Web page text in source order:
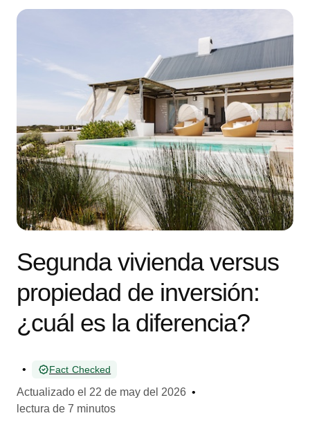
Segunda vivienda versus
propiedad de inversión:
¿cuál es la diferencia?
• Fact Checked
Actualizado el 22 de may del 2026 •
lectura de 7 minutos